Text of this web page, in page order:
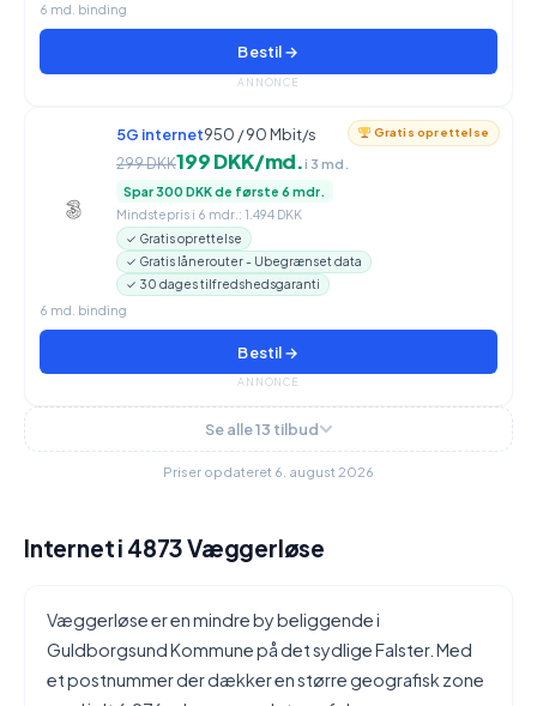
6 md. binding
Bestil →
ANNONCE
Gratis oprettelse
5G internet950 / 90 Mbit/s
299 DKK199 DKK/md.i 3 md.
Spar 300 DKK de første 6 mdr.
Mindstepris i 6 mdr.: 1.494 DKK
✓ Gratis oprettelse
✓ Gratis lånerouter - Ubegrænset data
✓ 30 dages tilfredshedsgaranti
6 md. binding
Bestil →
ANNONCE
Se alle 13 tilbud
Priser opdateret 6. august 2026
Internet i 4873 Væggerløse
Væggerløse er en mindre by beliggende i
Guldborgsund Kommune på det sydlige Falster. Med
et postnummer der dækker en større geografisk zone